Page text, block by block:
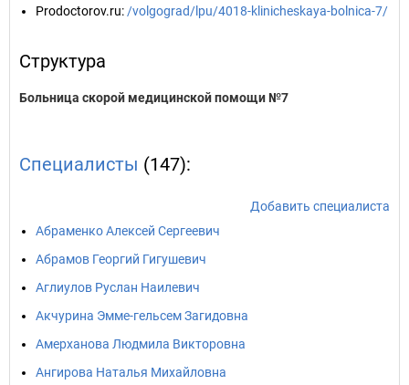
Prodoctorov.ru: /volgograd/lpu/4018-klinicheskaya-bolnica-7/
Структура
Больница скорой медицинской помощи №7
Специалисты (147):
Добавить специалиста
Абраменко Алексей Сергеевич
Абрамов Георгий Гигушевич
Аглиулов Руслан Наилевич
Акчурина Эмме-гельсем Загидовна
Амерханова Людмила Викторовна
Ангирова Наталья Михайловна